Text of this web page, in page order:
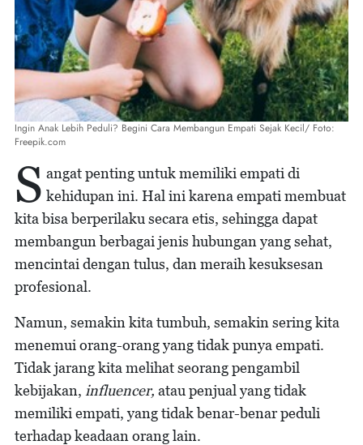
Ingin Anak Lebih Peduli? Begini Cara Membangun Empati Sejak Kecil/ Foto:
Freepik.com
S angat penting untuk memiliki empati di
kehidupan ini. Hal ini karena empati membuat
kita bisa berperilaku secara etis, sehingga dapat
membangun berbagai jenis hubungan yang sehat,
mencintai dengan tulus, dan meraih kesuksesan
profesional.
Namun, semakin kita tumbuh, semakin sering kita
menemui orang-orang yang tidak punya empati.
Tidak jarang kita melihat seorang pengambil
kebijakan, influencer, atau penjual yang tidak
memiliki empati, yang tidak benar-benar peduli
terhadap keadaan orang lain.